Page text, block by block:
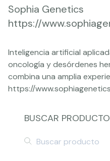
Sophia Genetics
https://
Inteligencia artificial
oncología y desórdenes
combina una amplia
https://
BUSCAR PRODUCTO